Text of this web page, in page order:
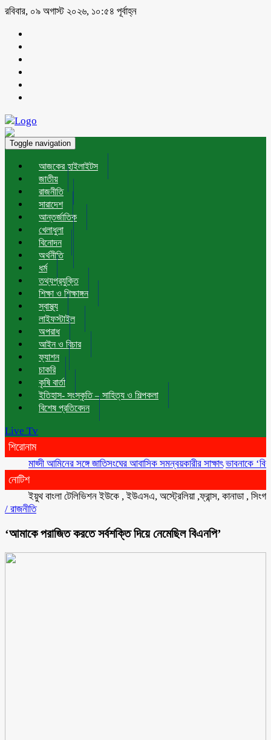
রবিবার, ০৯ অগাস্ট ২০২৬, ১০:৫৪ পূর্বাহ্ন
Toggle navigation
আজকের হাইলাইটস
জাতীয়
রাজনীতি
সারাদেশ
আন্তর্জাতিক
খেলাধুলা
বিনোদন
অর্থনীতি
ধর্ম
তথ্যপ্রযুক্তি
শিক্ষা ও শিক্ষাঙ্গন
স্বাস্থ্য
লাইফস্টাইল
অপরাধ
আইন ও বিচার
ফ্যাশন
চাকরি
কৃষি বার্তা
ইতিহাস- সংস্কৃতি – সাহিত্য ও শিল্পকলা
বিশেষ প্রতিবেদন
Live Tv
শিরোনাম
মাহ্দী আমিনের সঙ্গে জাতিসংঘের আবাসিক সমন্বয়কারীর সাক্ষাৎ ভাবনাকে ‘বিরল
নোটিশ
ইয়ুথ বাংলা টেলিভিশন ইউকে , ইউএসএ, অস্ট্রেলিয়া ,ফ্রান্স, কানাডা , সিংগাপুর ,
/ রাজনীতি
‘আমাকে পরাজিত করতে সর্বশক্তি দিয়ে নেমেছিল বিএনপি’